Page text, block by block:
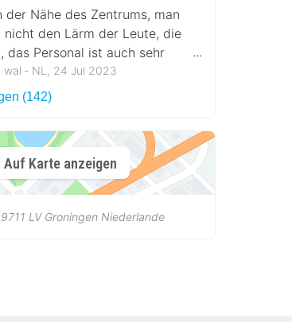
der Nähe des Zentrums, man
nicht den Lärm der Leute, die
das Personal ist auch sehr
man fühlt sich wie zu Hause
wal ‐ NL, 24 Jul 2023
(142)
Auf Karte anzeigen
9711 LV Groningen Niederlande